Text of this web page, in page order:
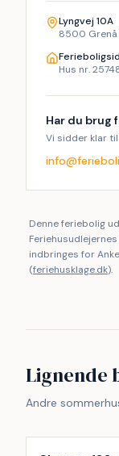
Lyngvej 10A
8500 Grenå
Hus nr.
Har du brug
Vi sidder klar
Denne feriebolig
indbringes for
(feriehusklage.dk).
Lignende
Andre